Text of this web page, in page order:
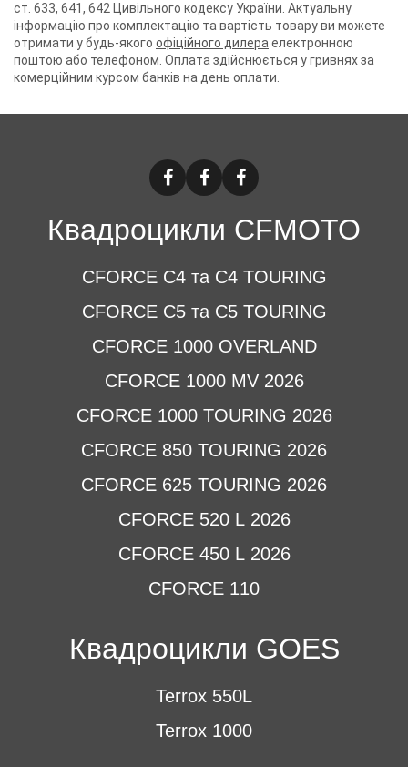
ст. 633, 641, 642 Цивільного кодексу України. Актуальну
інформацію про комплектацію та вартість товару ви можете
отримати у будь-якого офіційного дилера електронною
поштою або телефоном. Оплата здійснюється у гривнях за
комерційним курсом банків на день оплати.
Квадроцикли CFMOTO
CFORCE C4 та C4 TOURING
CFORCE C5 та C5 TOURING
CFORCE 1000 OVERLAND
CFORCE 1000 MV 2026
CFORCE 1000 TOURING 2026
CFORCE 850 TOURING 2026
CFORCE 625 TOURING 2026
CFORCE 520 L 2026
CFORCE 450 L 2026
CFORCE 110
Квадроцикли GOES
Terrox 550L
Terrox 1000